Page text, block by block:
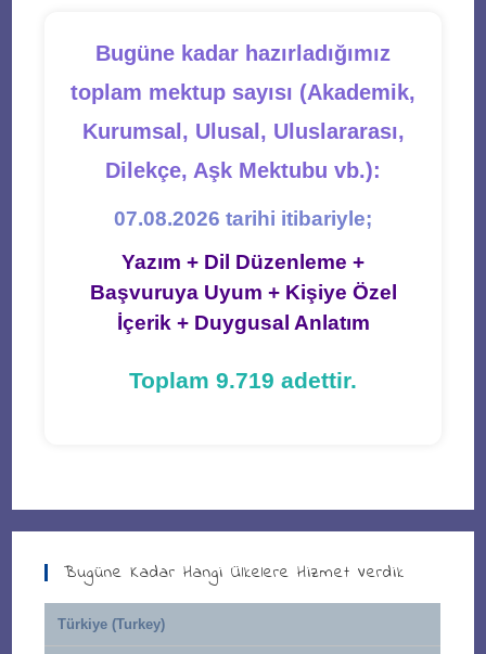
Bugüne kadar hazırladığımız
toplam mektup sayısı (Akademik,
Kurumsal, Ulusal, Uluslararası,
Dilekçe, Aşk Mektubu vb.):
07.08.2026 tarihi itibariyle;
Yazım + Dil Düzenleme +
Başvuruya Uyum + Kişiye Özel
İçerik + Duygusal Anlatım
Toplam 9.719 adettir.
Bugüne Kadar Hangi Ülkelere Hizmet Verdik
Türkiye (Turkey)